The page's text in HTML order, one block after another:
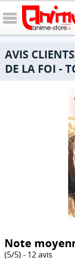
AVIS
DE LA FOI -
Note
(5/5) - 12avis